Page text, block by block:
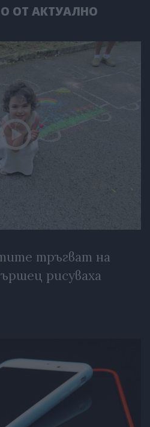
ОТ АКТУАЛНО
тръгват на
рисуваха